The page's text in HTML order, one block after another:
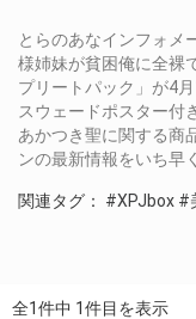
とらのあなインフォメ
様姉妹が貧困俺に全裸
プリートパック」が4
スウェードポスター付
あかつき聖に関する商
ンの最新情報をいち早
関連タグ： #XPJbox #
全1件中 1件目を表示